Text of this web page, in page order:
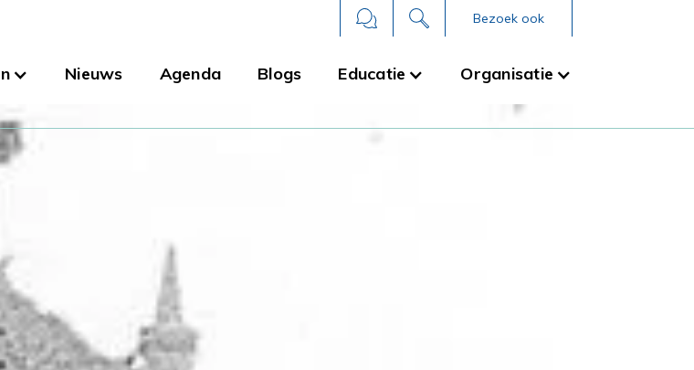
Bezoek ook
Nieuws Agenda Blogs Educatie Organisatie